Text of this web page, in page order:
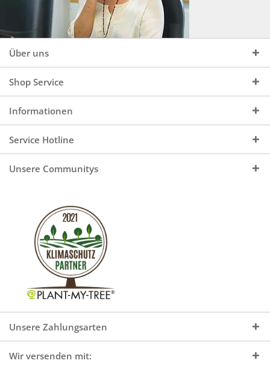
Über uns
Shop Service
Informationen
Service Hotline
Unsere Communitys
Unsere Zahlungsarten
Wir versenden mit: